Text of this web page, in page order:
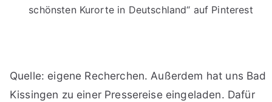
schönsten Kurorte in Deutschland“ auf Pinterest
Quelle: eigene Recherchen. Außerdem hat uns Bad
Kissingen zu einer Pressereise eingeladen. Dafür